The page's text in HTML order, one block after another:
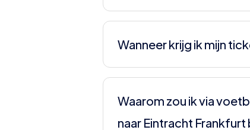
Je krijgt van ons een e-
Wanneer krijg ik mijn
Uiterlijk 5 dagen voor de
kun je vanuit die mail je tickets
Waarom zou ik via
naar Eintracht Frankfurt